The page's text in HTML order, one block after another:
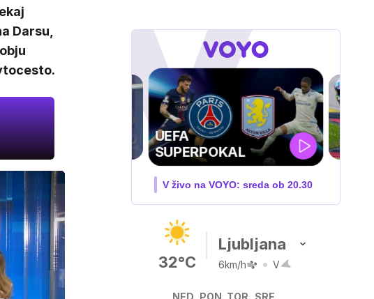
Darsu,
MOTOGP . VN
VELIKE BRITANIJE
V živo na VOYO: PET-NED
32°C
Ljubljana
6km/h V